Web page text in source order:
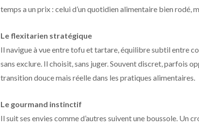
temps a un prix : celui d’un quotidien alimentaire bien rodé,
Le flexitarien stratégique
Il navigue à vue entre tofu et tartare, équilibre subtil entre
sans exclure. Il choisit, sans juger. Souvent discret, parfois
transition douce mais réelle dans les pratiques alimentaires.
Le gourmand instinctif
Il suit ses envies comme d’autres suivent une boussole. Un